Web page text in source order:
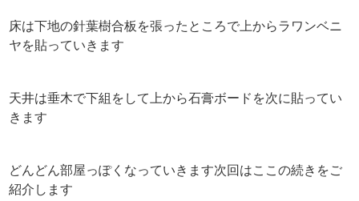
床は下地の針葉樹合板を張ったところで上からラワンベニ
ヤを貼っていきます
天井は垂木で下組をして上から石膏ボードを次に貼ってい
きます
どんどん部屋っぽくなっていきます次回はここの続きをご
紹介します